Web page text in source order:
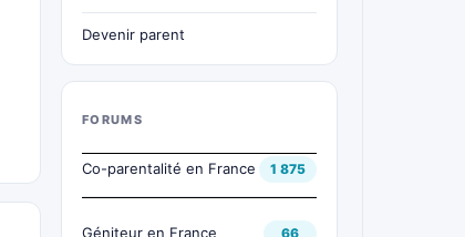
Devenir parent
FORUMS
Co-parentalité en France 1 875
Géniteur en France 66